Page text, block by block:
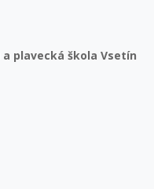
a plavecká škola Vsetín